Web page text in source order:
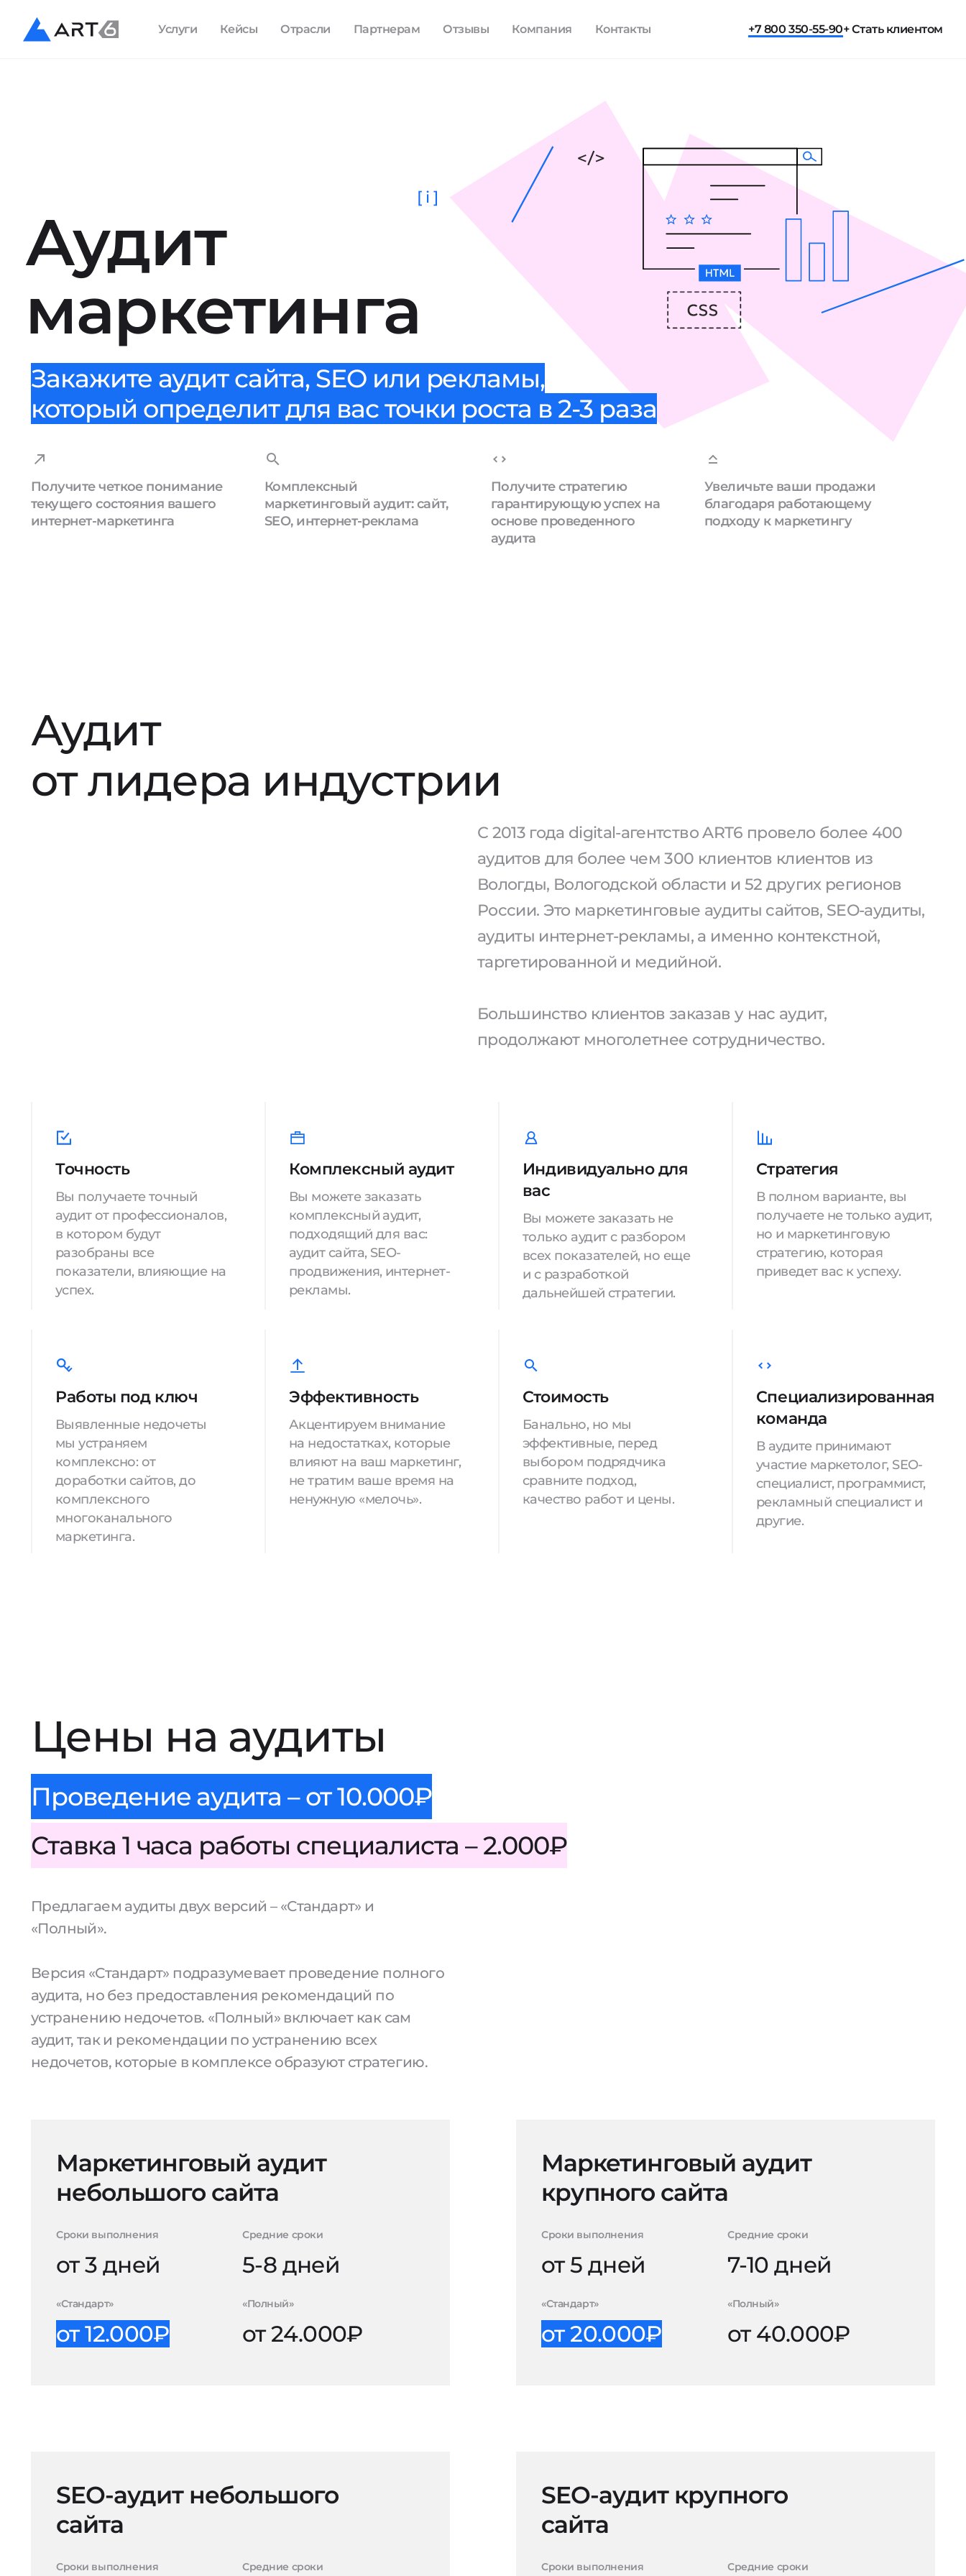
Услуги Кейсы Отрасли Партнерам Отзывы Компания Контакты +7 800 350-55-90+ Стать клиентом
Аудит
маркетинга
[ i ]
Закажите аудит сайта, SEO или рекламы,
который определит для вас точки роста в 2-3 раза
Получите четкое понимание
текущего состояния вашего
интернет-маркетинга
Комплексный
маркетинговый аудит: сайт,
SEO, интернет-реклама
Получите стратегию
гарантирующую успех на
основе проведенного
аудита
Увеличьте ваши продажи
благодаря работающему
подходу к маркетингу
Аудит
от лидера индустрии
С 2013 года digital-агентство ART6 провело более 400
аудитов для более чем 300 клиентов клиентов из
Вологды, Вологодской области и 52 других регионов
России. Это маркетинговые аудиты сайтов, SEO-аудиты,
аудиты интернет-рекламы, а именно контекстной,
таргетированной и медийной.
Большинство клиентов заказав у нас аудит,
продолжают многолетнее сотрудничество.
Точность
Вы получаете точный
аудит от профессионалов,
в котором будут
разобраны все
показатели, влияющие на
успех.
Комплексный аудит
Вы можете заказать
комплексный аудит,
подходящий для вас:
аудит сайта, SEO-
продвижения, интернет-
рекламы.
Индивидуально для
вас
Вы можете заказать не
только аудит с разбором
всех показателей, но еще
и с разработкой
дальнейшей стратегии.
Стратегия
В полном варианте, вы
получаете не только аудит,
но и маркетинговую
стратегию, которая
приведет вас к успеху.
Работы под ключ
Выявленные недочеты
мы устраняем
комплексно: от
доработки сайтов, до
комплексного
многоканального
маркетинга.
Эффективность
Акцентируем внимание
на недостатках, которые
влияют на ваш маркетинг,
не тратим ваше время на
ненужную «мелочь».
Стоимость
Банально, но мы
эффективные, перед
выбором подрядчика
сравните подход,
качество работ и цены.
Специализированная
команда
В аудите принимают
участие маркетолог, SEO-
специалист, программист,
рекламный специалист и
другие.
Цены на аудиты
Проведение аудита – от 10.000₽
Ставка 1 часа работы специалиста – 2.000₽
Предлагаем аудиты двух версий – «Стандарт» и
«Полный».
Версия «Стандарт» подразумевает проведение полного
аудита, но без предоставления рекомендаций по
устранению недочетов. «Полный» включает как сам
аудит, так и рекомендации по устранению всех
недочетов, которые в комплексе образуют стратегию.
Маркетинговый аудит
небольшого сайта
Сроки выполнения
от 3 дней
Средние сроки
5-8 дней
«Стандарт»
от 12.000₽
«Полный»
от 24.000₽
Маркетинговый аудит
крупного сайта
Сроки выполнения
от 5 дней
Средние сроки
7-10 дней
«Стандарт»
от 20.000₽
«Полный»
от 40.000₽
SEO-аудит небольшого
сайта
Сроки выполнения Средние сроки
SEO-аудит крупного
сайта
Сроки выполнения Средние сроки